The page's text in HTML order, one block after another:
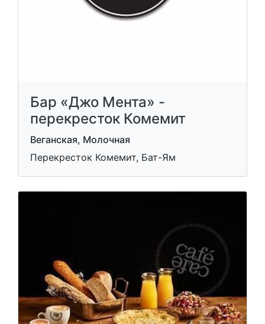
Бар «Джо Мента» -
перекресток Комемит
Веганская, Молочная
Перекресток Комемит, Бат-Ям